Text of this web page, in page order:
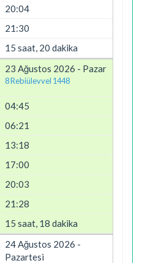
20:04
21:30
15 saat, 20 dakika
23 Ağustos 2026 - Pazar
8 Rebiülevvel 1448
04:45
06:21
13:18
17:00
20:03
21:28
15 saat, 18 dakika
24 Ağustos 2026 -
Pazartesi